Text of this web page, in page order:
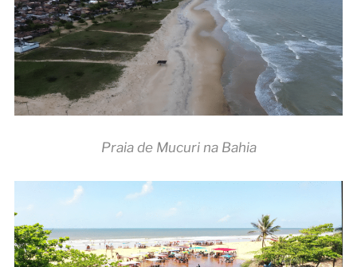
Praia de Mucuri na Bahia